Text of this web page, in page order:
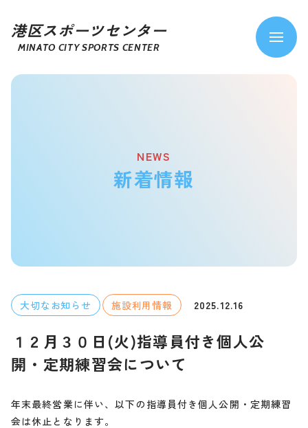
港区スポーツセンター
MINATO CITY SPORTS CENTER
NEWS
新着情報
大切なお知らせ 施設利用情報 2025.12.16
１２月３０日(火)指導員付き個人公
開・定期練習会について
年末最終営業に伴い、以下の指導員付き個人公開・定期練習
会は休止となります。